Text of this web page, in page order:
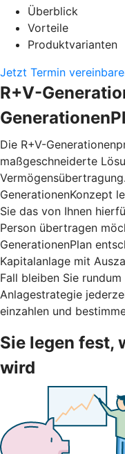
Überblick
Vorteile
Produktvarianten
Jetzt Termin
R+V-
Die R+V-
maßgeschneiderte
GenerationenKonzept
Sie das von Ihnen
Person übertragen
GenerationenPlan
Kapitalanlage mit
Fall bleiben Sie
Anlagestrategie
einzahlen und
Sie legen fest,
wird